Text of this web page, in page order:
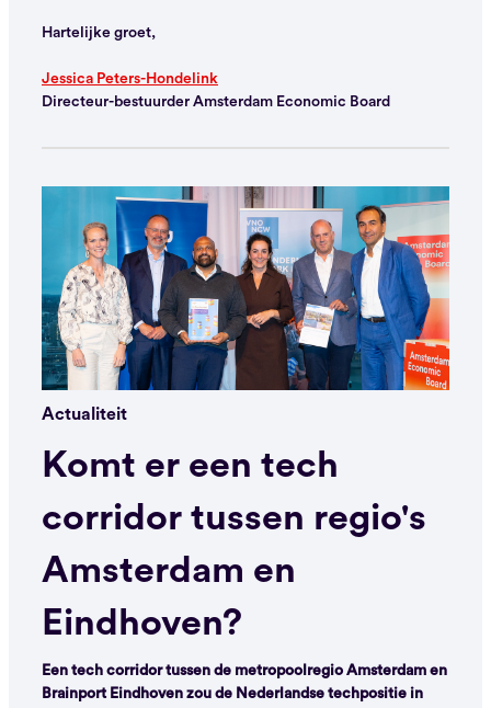
Hartelijke groet,
Jessica Peters-Hondelink
Directeur-bestuurder Amsterdam Economic Board
Actualiteit
Komt er een tech
corridor tussen regio's
Amsterdam en
Eindhoven?
Een tech corridor tussen de metropoolregio Amsterdam en
Brainport Eindhoven zou de Nederlandse techpositie in